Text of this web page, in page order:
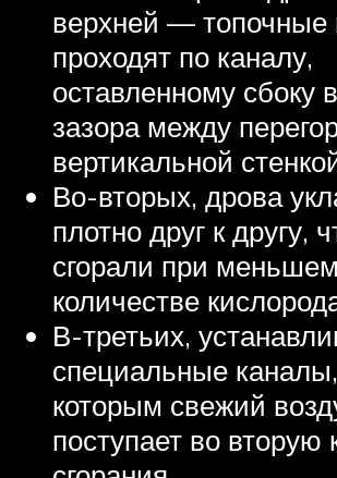
верхней — топочные
проходят по каналу,
оставленному сбоку
зазора между
вертикальной
Во-вторых, дрова
плотно друг к другу,
сгорали при меньшем
количестве
В-третьих,
специальные
которым свежий
поступает во вторую